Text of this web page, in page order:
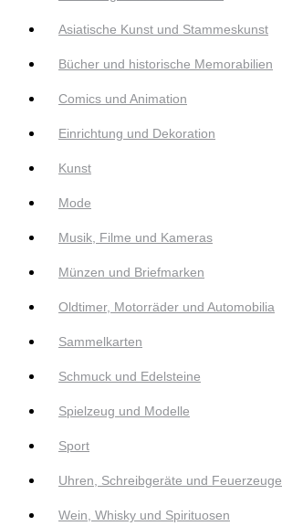
Asiatische Kunst und Stammeskunst
Bücher und historische Memorabilien
Comics und Animation
Einrichtung und Dekoration
Kunst
Mode
Musik, Filme und Kameras
Münzen und Briefmarken
Oldtimer, Motorräder und Automobilia
Sammelkarten
Schmuck und Edelsteine
Spielzeug und Modelle
Sport
Uhren, Schreibgeräte und Feuerzeuge
Wein, Whisky und Spirituosen